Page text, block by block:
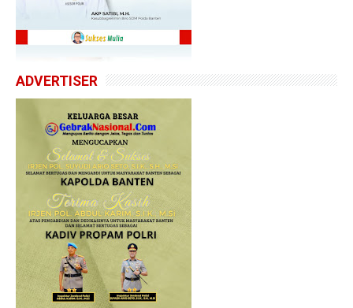
ADVERTISER